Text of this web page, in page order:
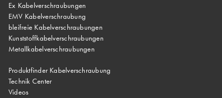
Ex Kabelverschraubungen
EMV Kabelverschraubung
bleifreie Kabelverschraubungen
Kunststoffkabelverschraubungen
Metallkabelverschraubungen
Produktfinder Kabelverschraubung
Technik Center
Videos